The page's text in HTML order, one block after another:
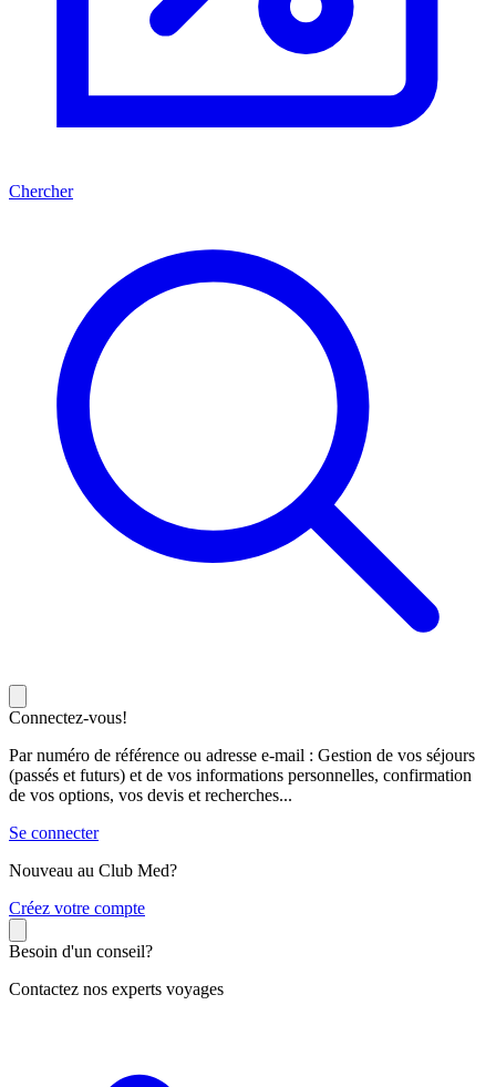
Chercher
Connectez-vous!
Par numéro de référence ou adresse e-mail : Gestion de vos séjours
(passés et futurs) et de vos informations personnelles, confirmation
de vos options, vos devis et recherches...
Se connecter
Nouveau au Club Med?
Créez votre compte
Besoin d'un conseil?
Contactez nos experts voyages